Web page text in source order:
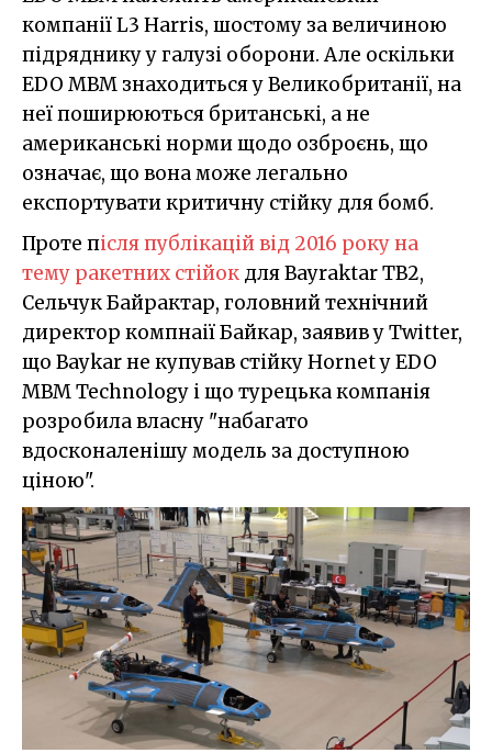
компанії L3 Harris, шостому за величиною
підряднику у галузі оборони. Але оскільки
EDO MBM знаходиться у Великобританії, на
неї поширюються британські, а не
американські норми щодо озброєнь, що
означає, що вона може легально
експортувати критичну стійку для бомб.
Проте після публікацій від 2016 року на
тему ракетних стійок для Bayraktar TB2,
Сельчук Байрактар, головний технічний
директор компнаії Байкар, заявив у Twitter,
що Baykar не купував стійку Hornet у EDO
MBM Technology і що турецька компанія
розробила власну "набагато
вдосконаленішу модель за доступною
ціною".